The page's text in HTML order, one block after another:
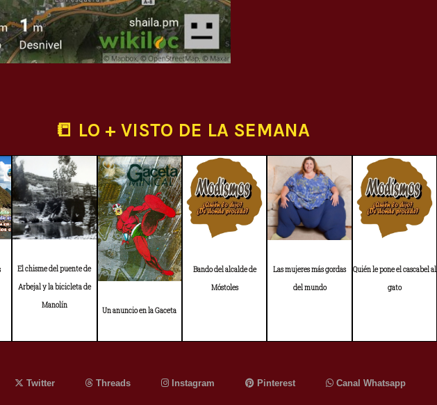
📒 LO + VISTO DE LA SEMANA
El chisme del puente de
Arbejal y la bicicleta de
Manolín
Un anuncio en la Gaceta
Bando del alcalde de
Móstoles
Las mujeres más gordas
del mundo
Quién le pone el cascabel al
gato
Twitter Threads Instagram Pinterest Canal Whatsapp